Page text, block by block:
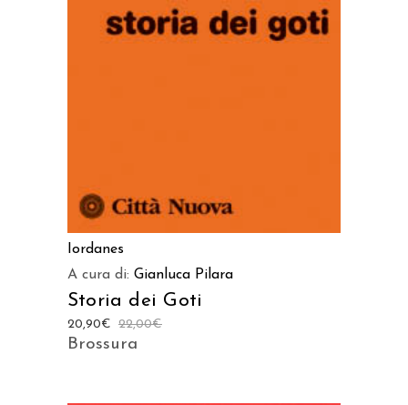
LEGGI TUTTO
Iordanes
A cura di: Gianluca Pilara
Storia dei Goti
22,00€
20,90€
Brossura